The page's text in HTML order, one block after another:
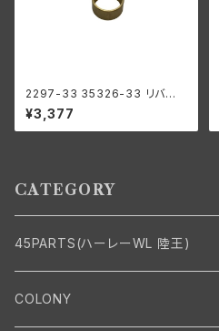
2297-33 35326-33 リバー
ス ギア ブッシング メインシャフ
ト ハーレーダビッドソン 1941-
73年 WL G ミッション
¥3,377
CATEGORY
45PARTS(ハーレーWL 陸王)
エンジン
COLONY